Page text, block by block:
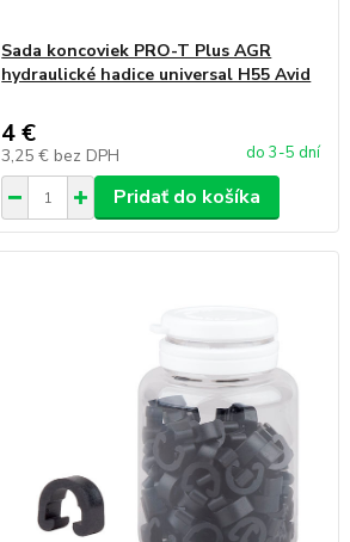
Sada koncoviek PRO-T Plus AGR
hydraulické hadice universal H55 Avid
4 €
3,25 € bez DPH do 3-5 dní
Pridať do košíka